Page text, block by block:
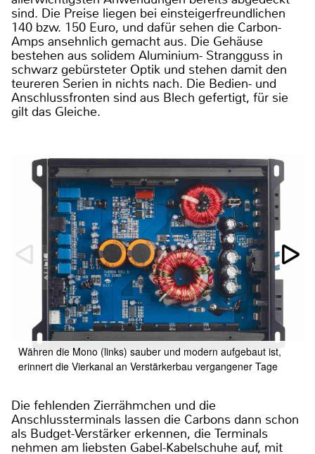
sind. Die Preise liegen bei einsteigerfreundlichen
140 bzw. 150 Euro, und dafür sehen die Carbon-
Amps ansehnlich gemacht aus. Die Gehäuse
bestehen aus solidem Aluminium- Strangguss in
schwarz gebürsteter Optik und stehen damit den
teureren Serien in nichts nach. Die Bedien- und
Anschlussfronten sind aus Blech gefertigt, für sie
gilt das Gleiche.
Währen die Mono (links) sauber und modern aufgebaut ist,
erinnert die Vierkanal an Verstärkerbau vergangener Tage
Die fehlenden Zierrähmchen und die
Anschlussterminals lassen die Carbons dann schon
als Budget-Verstärker erkennen, die Terminals
nehmen am liebsten Gabel-Kabelschuhe auf, mit